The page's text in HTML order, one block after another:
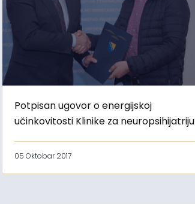
Potpisan ugovor o energijskoj
učinkovitosti Klinike za neuropsihijatriju
05 Oktobar 2017